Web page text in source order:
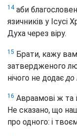
14аби
язичників у
Духа через віру.
15 Брати, кажу
затвердженого
нічого не додає до
16 Авраамові ж та
Не сказано, що
про одного: і